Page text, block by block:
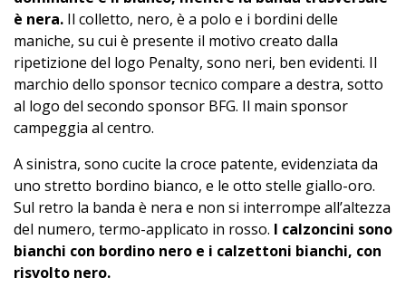
è nera. Il colletto, nero, è a polo e i bordini delle
maniche, su cui è presente il motivo creato dalla
ripetizione del logo Penalty, sono neri, ben evidenti. Il
marchio dello sponsor tecnico compare a destra, sotto
al logo del secondo sponsor BFG. Il main sponsor
campeggia al centro.
A sinistra, sono cucite la croce patente, evidenziata da
uno stretto bordino bianco, e le otto stelle giallo-oro.
Sul retro la banda è nera e non si interrompe all’altezza
del numero, termo-applicato in rosso. I calzoncini sono
bianchi con bordino nero e i calzettoni bianchi, con
risvolto nero.